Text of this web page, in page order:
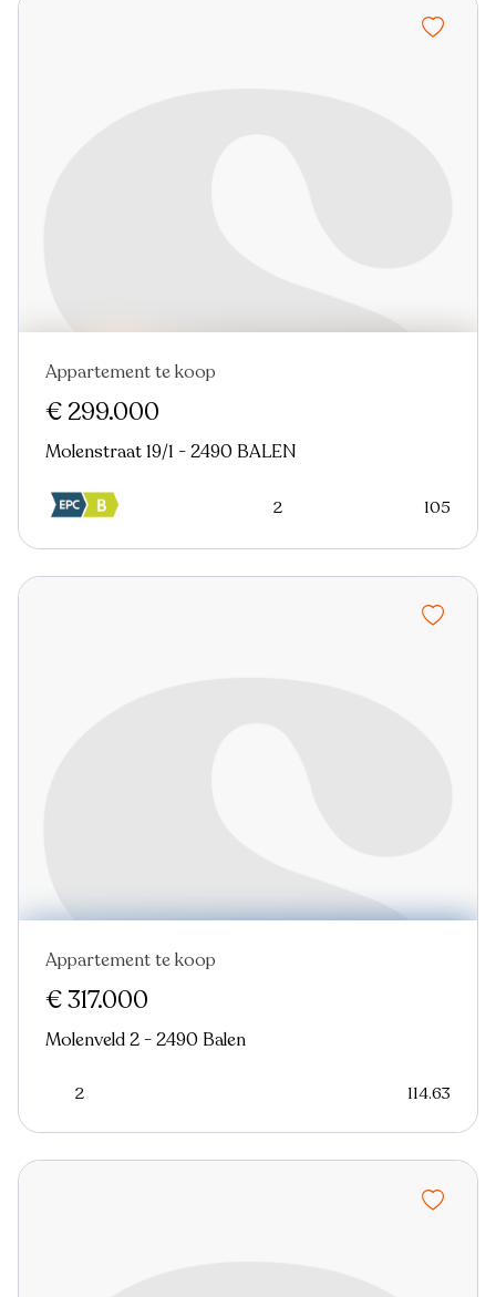
Appartement te koop
€ 299.000
Molenstraat 19/1 - 2490 BALEN
2 105
Appartement te koop
€ 317.000
Molenveld 2 - 2490 Balen
2 114.63